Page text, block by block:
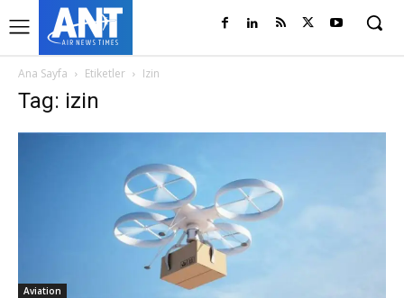
Ana Sayfa Etiketler Izin
Tag: izin
Aviation